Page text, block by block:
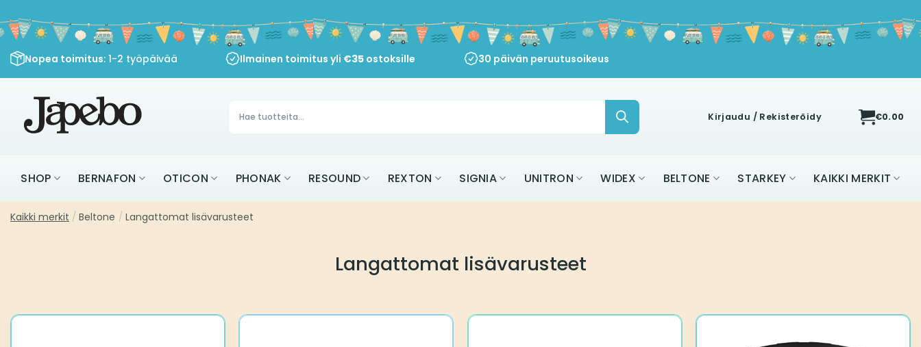
sisältöön
Nopea toimitus: 1-2 työpäivää Ilmainen toimitus yli €35 ostoksille 30 päivän peruutusoikeus
Products
search Kirjaudu / Rekisteröidy €0.00
SHOP BERNAFON OTICON PHONAK RESOUND REXTON SIGNIA UNITRON WIDEX BELTONE STARKEY KAIKKI MERKIT
Kaikki merkit / Beltone / Langattomat lisävarusteet
Langattomat lisävarusteet